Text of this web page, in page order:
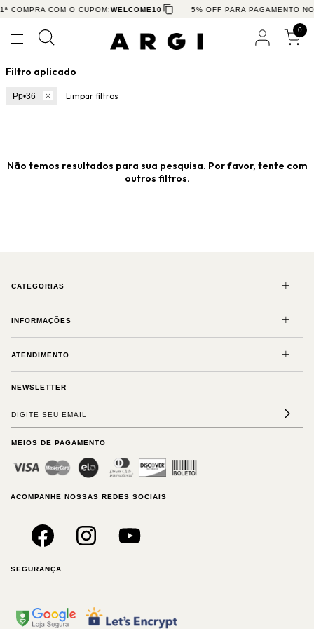
COMPRA COM O CUPOM:WELCOME10 5% OFF PARA PAGAMENTO
0
Filtro aplicado
Pp•36 Limpar filtros
Não temos resultados para sua pesquisa. Por favor, tente com
outros filtros.
CATEGORIAS
INFORMAÇÕES
ATENDIMENTO
NEWSLETTER
MEIOS DE PAGAMENTO
ACOMPANHE NOSSAS REDES SOCIAIS
SEGURANÇA